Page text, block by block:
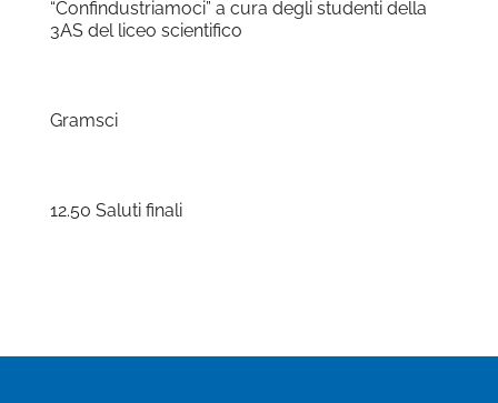
“Confindustriamoci” a cura degli studenti della
3AS del liceo scientifico
Gramsci
12.50 Saluti finali